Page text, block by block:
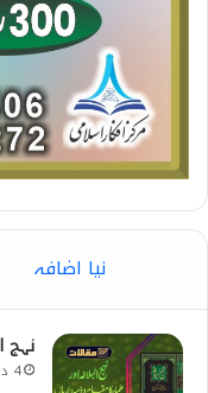
نیا اضافہ
نہج
4 دن پہلے